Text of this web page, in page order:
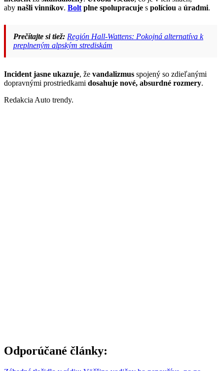
aby našli vinníkov. Bolt plne spolupracuje s políciou a úradmi.
Prečítajte si tiež: Región Hall-Wattens: Pokojná alternatíva k
preplneným alpským strediskám
Incident jasne ukazuje, že vandalizmus spojený so zdieľanými
dopravnými prostriedkami dosahuje nové, absurdné rozmery.
Redakcia Auto trendy.
Odporúčané články: